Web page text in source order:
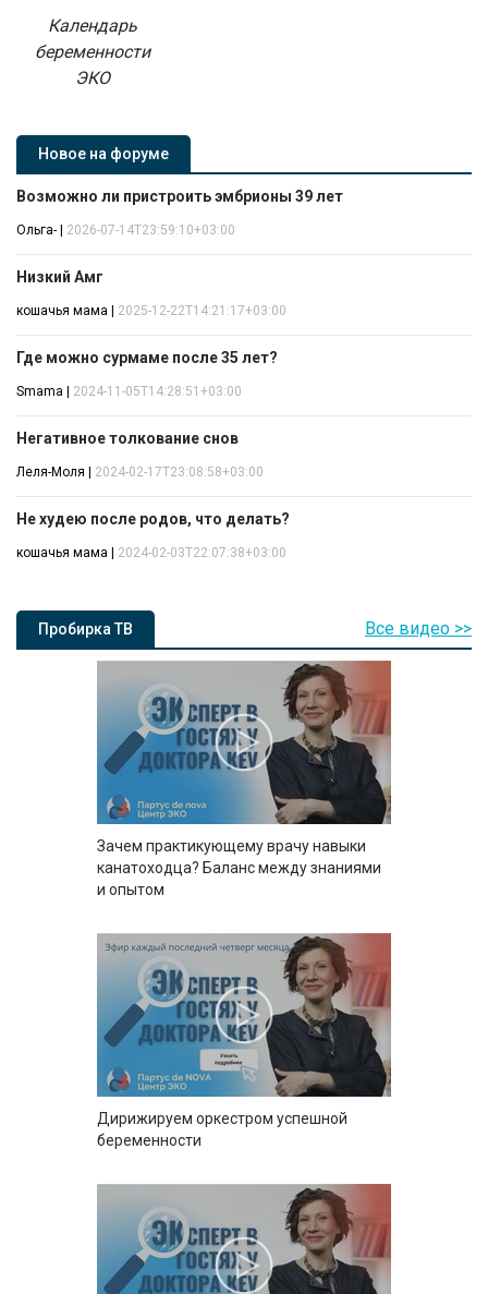
Календарь
беременности
ЭКО
Новое на форуме
Возможно ли пристроить эмбрионы 39 лет
Ольга- 2026-07-14T23:59:10+03:00
Низкий Амг
кошачья мама 2025-12-22T14:21:17+03:00
Где можно сурмаме после 35 лет?
Smama 2024-11-05T14:28:51+03:00
Негативное толкование снов
Леля-Моля 2024-02-17T23:08:58+03:00
Не худею после родов, что делать?
кошачья мама 2024-02-03T22:07:38+03:00
Пробирка ТВ
Зачем практикующему врачу навыки
канатоходца? Баланс между знаниями
и опытом
Дирижируем оркестром успешной
беременности
Все видео >>